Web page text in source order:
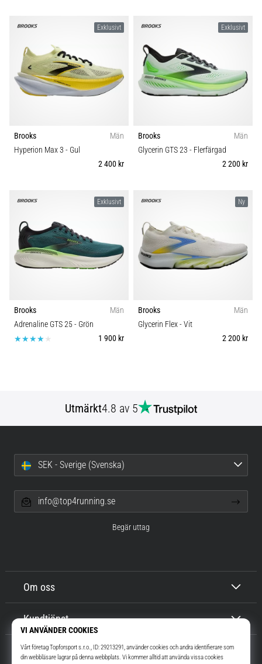
Exklusivt
Brooks
Män
Hyperion Max 3 - Gul
2 400 kr
Exklusivt
Brooks
Män
Glycerin GTS 23 - Flerfärgad
2 200 kr
Exklusivt
Brooks
Män
Adrenaline GTS 25- Grön
1 900 kr
Ny
Brooks
Män
Glycerin Flex- Vit
2 200 kr
Utmärkt4.8 av 5
Om oss
Kundtjänst
SEK - Sverige (Svenska)
info@top4running.se
Begär uttag